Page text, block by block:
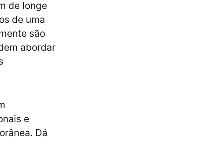
de longe
de uma
são
abordar
e
Dá